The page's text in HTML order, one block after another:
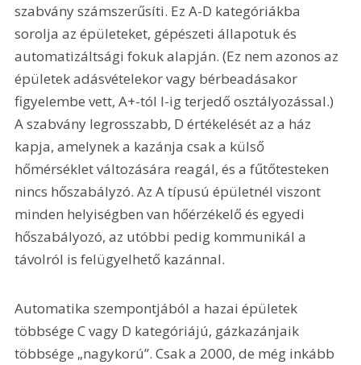
szabvány számszerűsíti. Ez A-D kategóriákba
sorolja az épületeket, gépészeti állapotuk és
automatizáltsági fokuk alapján. (Ez nem azonos az
épületek adásvételekor vagy bérbeadásakor
figyelembe vett, A+-tól I-ig terjedő osztályozással.)
A szabvány legrosszabb, D értékelését az a ház
kapja, amelynek a kazánja csak a külső
hőmérséklet változására reagál, és a fűtőtesteken
nincs hőszabályzó. Az A típusú épületnél viszont
minden helyiségben van hőérzékelő és egyedi
hőszabályozó, az utóbbi pedig kommunikál a
távolról is felügyelhető kazánnal.
Automatika szempontjából a hazai épületek
többsége C vagy D kategóriájú, gázkazánjaik
többsége „nagykorú”. Csak a 2000, de még inkább